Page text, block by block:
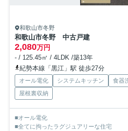
和歌山市冬野
和歌山市冬野 中古戸建
2,080万円
- / 125.45㎡ / 4LDK /築13年
紀勢本線「黒江」駅 徒歩27分
オール電化 システムキッチン 食器
屋根裏収納
■オール電化
■全てに拘ったラグジュアリーな住宅